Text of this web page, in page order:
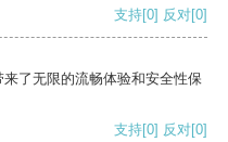
支持[0] 反对[0]
了无限的流畅体验和安全性保
支持[0] 反对[0]